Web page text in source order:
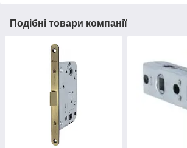
Подібні товари компанії